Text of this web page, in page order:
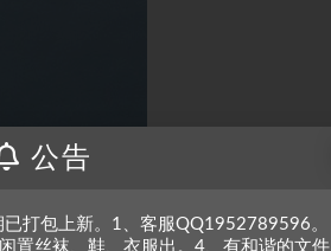
公告
打包上新。1、客服QQ1952789596。
置丝袜、鞋、衣服出。4、有和谐的文件